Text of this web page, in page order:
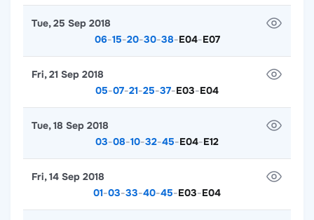
06-15-20-30-38-E04-E07
Tue, 25 Sep 2018
05-07-21-25-37-E03-E04
Fri, 21 Sep 2018
03-08-10-32-45-E04-E12
Tue, 18 Sep 2018
01-03-33-40-45-E03-E04
Fri, 14 Sep 2018